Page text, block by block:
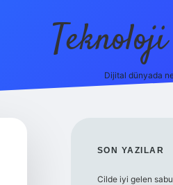
Dijital dünyada
SON YAZILAR
Cilde iyi gelen